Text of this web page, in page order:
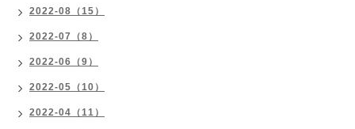
2022-08（15）
2022-07（8）
2022-06（9）
2022-05（10）
2022-04（11）